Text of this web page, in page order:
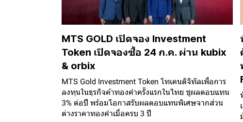
MTS GOLD เปิดจอง Investment
Token เปิดจองซื้อ 24 ก.ค. ผ่าน kubix
& orbix
MTS Gold Investment Token โทเคนดิจิทัลเพื่อการ
ลงทุนในธุรกิจค้าทองคำครั้งแรกในไทย ชูผลตอบแทน
3% ต่อปี พร้อมโอกาสรับผลตอบแทนพิเศษจากส่วน
ต่างราคาทองคำเมื่อครบ 3 ปี